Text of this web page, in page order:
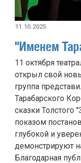
11.10.2025
"Именем
11 октября
открыл свой
группа
Тарабарского
сказки
показом
глубокой и
демонстрируют
Благодарная